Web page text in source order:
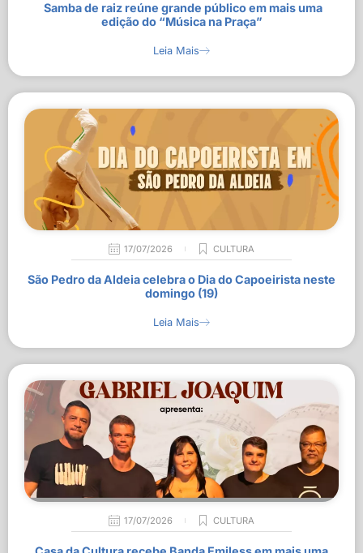
Samba de raiz reúne grande público em mais uma
edição do “Música na Praça”
Leia Mais
17/07/2026 CULTURA
São Pedro da Aldeia celebra o Dia do Capoeirista neste
domingo (19)
Leia Mais
17/07/2026 CULTURA